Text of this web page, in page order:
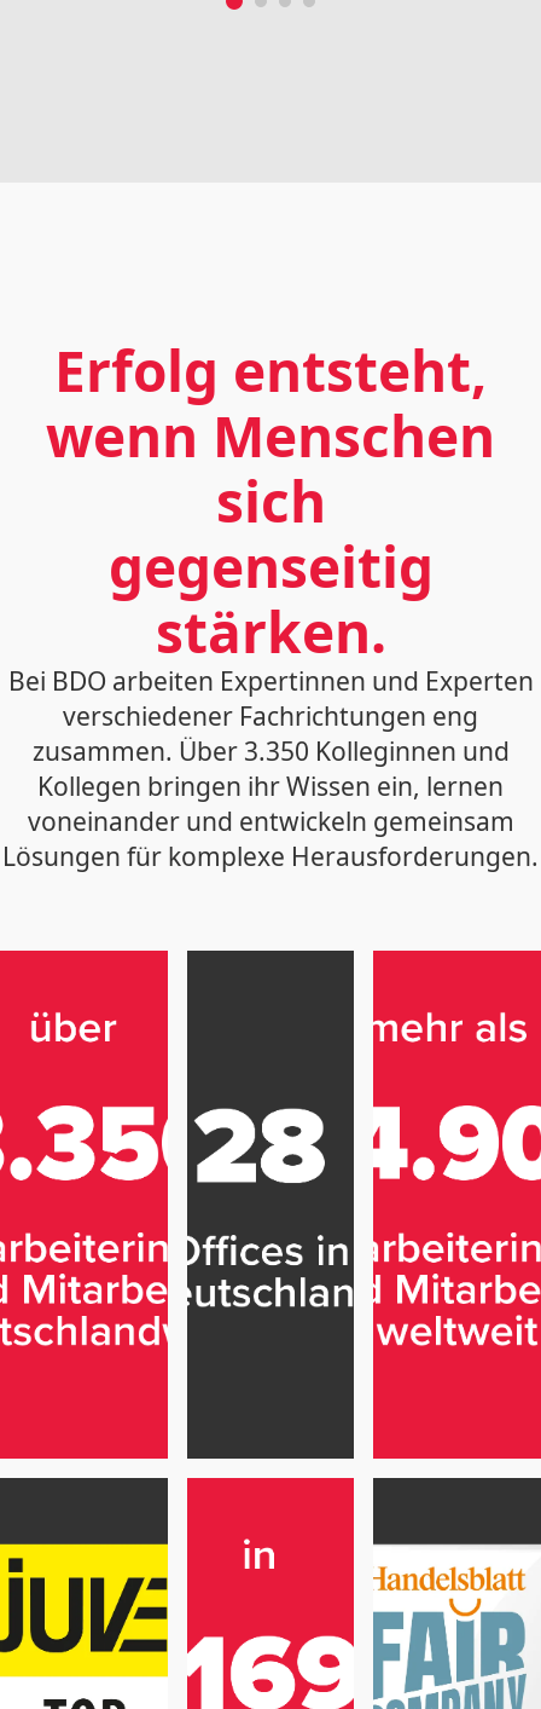
Erfolg entsteht,
wenn Menschen
sich
gegenseitig
stärken.
Bei BDO arbeiten Expertinnen und Experten
verschiedener Fachrichtungen eng
zusammen. Über 3.350 Kolleginnen und
Kollegen bringen ihr Wissen ein, lernen
voneinander und entwickeln gemeinsam
Lösungen für komplexe Herausforderungen.